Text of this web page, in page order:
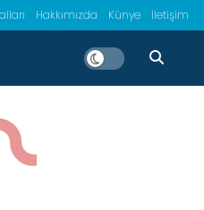
Hakkımızda Künye İletişim